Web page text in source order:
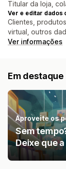
Titular da loja,
Ver e editar dados
Clientes,
virtual, outros
Ver informações
Em destaque
Aproveite os
Sem
Deixe que